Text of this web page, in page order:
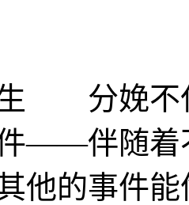
分娩不仅
——伴随着
他的事件